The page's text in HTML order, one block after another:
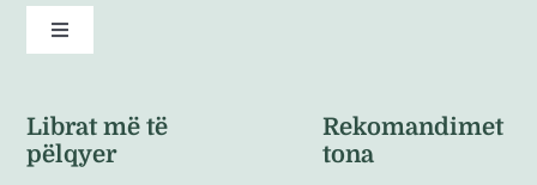
Toggle
Politikat e kthimeve
Librat më të
pëlqyer
Rekomandimet
tona